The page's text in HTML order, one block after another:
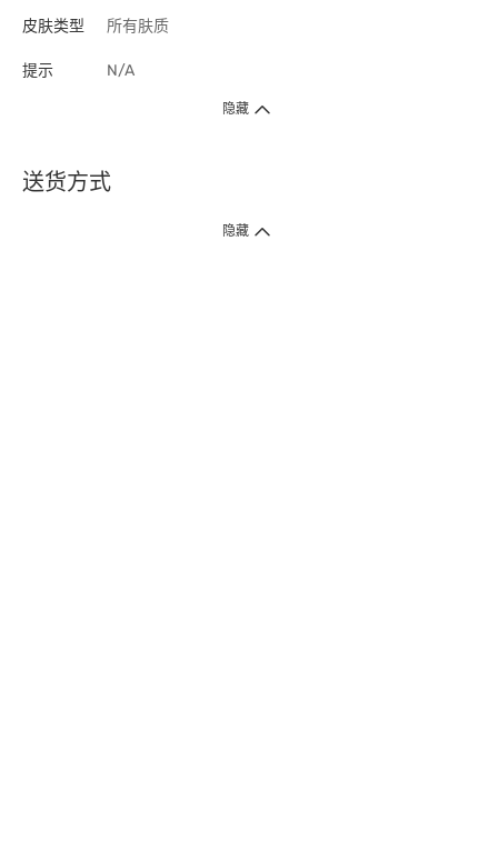
皮肤类型 所有肤质
提示 N/A
隐藏
送货方式
1. 送货到府（受卫生署条例规管产品除外 ）
隐藏